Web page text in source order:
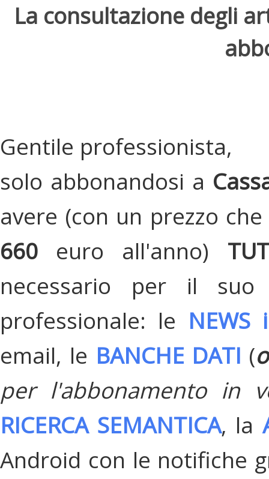
La consultazione degli
Gentile professionista,
solo abbonandosi a
avere (con un prezzo
660 euro all'anno)
necessario per il suo
professionale: le
email, le BANCHE DATI (
per l'abbonamento in
RICERCA SEMANTICA, la
Android con le notifiche